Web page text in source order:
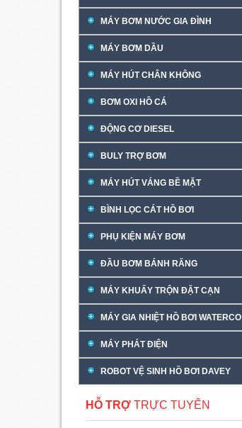
MÁY BƠM NƯỚC GIA ĐÌNH
MÁY BƠM DẦU
MÁY HÚT CHÂN KHÔNG
BƠM OXI HỒ CÁ
ĐỘNG CƠ DIESEL
BULY TRỢ BƠM
MÁY HÚT VÁNG BỀ MẶT
BÌNH LỌC CÁT HỒ BƠI
PHỤ KIỆN MÁY BƠM
ĐẦU BƠM BÁNH RĂNG
MÁY KHUẤY TRỘN ĐẶT CẠN
MÁY GIA NHIỆT HỒ BƠI WATERCO
MÁY PHÁT ĐIỆN
ROBOT VỆ SINH HỒ BƠI DAVEY
HỖ TRỢ TRỰC TUYẾN